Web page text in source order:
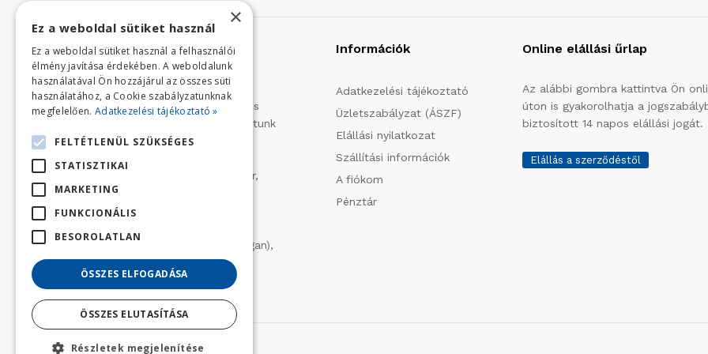
Rólunk
Profilunk a mezőgazdasági, kerti
kisgépek és egyéb iparcikkek kis- és
nagykereskedelme. 1991 óta folytatunk
importtevékenységet, elsősorban
vízszivattyúkat (DAB, Tesla, Leader,
Ircem, Tellarini) elektromos -és
robbanómotoros fűnyírókat kerti
permetezőket (CIFARELLI, Dal Degan),
ill. fűtéstechnikai eszközöket
(LAMINOX) szállítunk be.
Információk
Adatkezelési tájékoztató
Üzletszabályzat (ÁSZF)
Elállási nyilatkozat
Szállítási információk
A fiókom
Pénztár
Online elállási űrlap
Az alábbi gombra kattintva Ön
úton is gyakorolhatja a
biztosított 14 napos elállási jogát.
Elállás a szerződéstől
×
Ez a weboldal sütiket használ
Ez a weboldal sütiket használ a felhasználói
élmény javítása érdekében. A weboldalunk
használatával Ön hozzájárul az összes süti
használatához, a Cookie szabályzatunknak
megfelelően. Adatkezelési tájékoztató »
FELTÉTLENÜL SZÜKSÉGES
STATISZTIKAI
MARKETING
FUNKCIONÁLIS
BESOROLATLAN
ÖSSZES ELFOGADÁSA
ÖSSZES ELUTASÍTÁSA
Részletek megjelenítése